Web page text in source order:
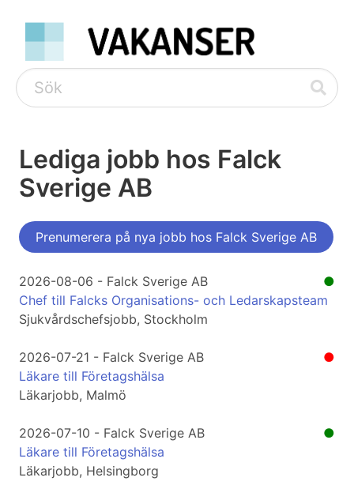
Lediga jobb hos Falck
Sverige AB
Prenumerera på nya jobb hos Falck Sverige AB
●
2026-08-06 - Falck Sverige AB
Chef till Falcks Organisations- och Ledarskapsteam
Sjukvårdschefsjobb, Stockholm
●
2026-07-21 - Falck Sverige AB
Läkare till Företagshälsa
Läkarjobb, Malmö
●
2026-07-10 - Falck Sverige AB
Läkare till Företagshälsa
Läkarjobb, Helsingborg